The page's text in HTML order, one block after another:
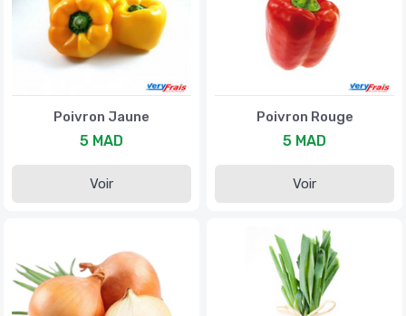
Poivron Jaune
5 MAD
Voir
Poivron Rouge
5 MAD
Voir